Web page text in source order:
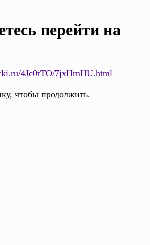
перейти на
4Jc0tTO/7jxHmHU.html
чтобы продолжить.